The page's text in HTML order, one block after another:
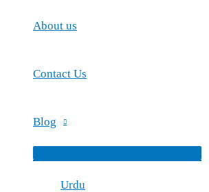
About us
Contact Us
Blog
Urdu